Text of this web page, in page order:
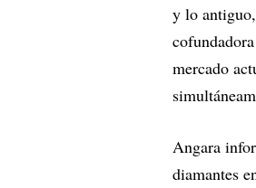
y lo
mercado
Angara
diamantes